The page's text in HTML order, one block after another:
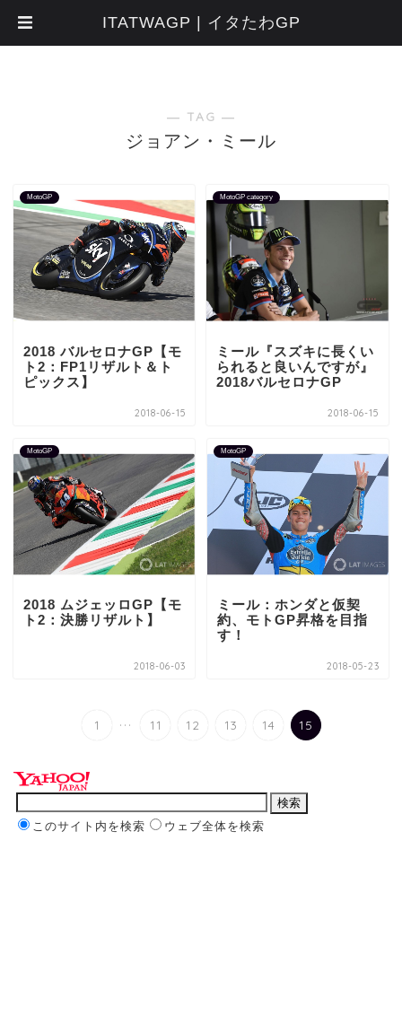
― TAG ―
ジョアン・ミール
MotoGP
2018 バルセロナGP【モ
ト2：FP1リザルト＆ト
ピックス】
2018-06-15
MotoGP category
ミール『スズキに長くい
られると良いんですが』
2018バルセロナGP
2018-06-15
MotoGP
2018 ムジェッロGP【モ
ト2：決勝リザルト】
2018-06-03
MotoGP
ミール：ホンダと仮契
約、モトGP昇格を目指
す！
2018-05-23
1 ... 11 12 13 14 15
このサイト内を検索 ウェブ全体を検索
ITATWAGP | イタたわGP